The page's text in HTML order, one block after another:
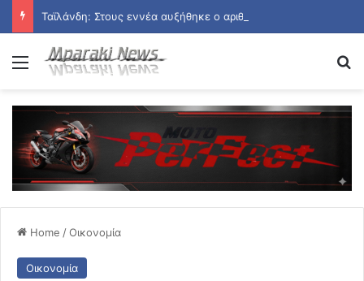
Menu
Home /Οικονομία
Οικονομία